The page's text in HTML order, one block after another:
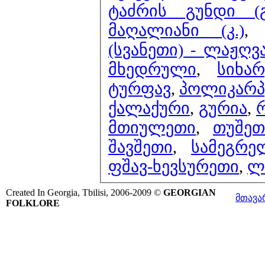
ტაძრის გუნდი
მაღალიანი (კ.)
(სვანეთი) -
მხედრული,
ტურფავ,
ქალაქური, გურია,
მთიულეთი,
შავშეთი,
ფშავ-ხევსურეთი,
Created In Georgia, Tbilisi, 2006-2009 © GEORGIAN
FOLKLORE